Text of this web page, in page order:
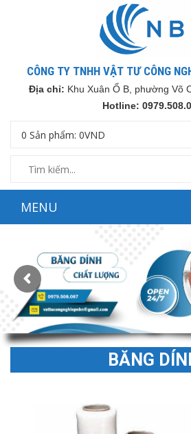
CÔNG TY TNHH VẬT TƯ CÔNG
Địa chỉ: Khu Xuân Ổ B, phường Võ
Hotline:
0 Sản phẩm: 0VND
MENU
BĂNG